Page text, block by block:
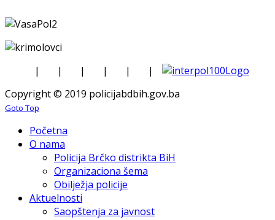
| | | | |
|
Copyright © 2019 policijabdbih.gov.ba
Goto Top
Početna
O nama
Policija Brčko distrikta BiH
Organizaciona šema
Obilježja policije
Aktuelnosti
Saopštenja za javnost